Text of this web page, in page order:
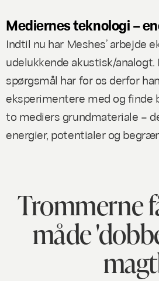
Mediernes teknologi –
Indtil nu har Meshes’ arbejde
udelukkende akustisk/
spørgsmål har for os derfor
eksperimentere med og finde
to mediers grundmateriale –
energier, potentialer og
Trommerne
måde